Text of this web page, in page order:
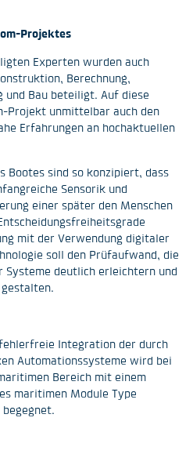
Projektes
Experten wurden auch
Berechnung,
und Bau beteiligt. Auf diese
Projekt unmittelbar auch den
Erfahrungen an hochaktuellen
Bootes sind so konzipiert, dass
Sensorik und
einer später den Menschen
mit der Verwendung digitaler
soll den Prüfaufwand, die
Systeme deutlich erleichtern und
Integration der durch
Automationssysteme wird bei
Bereich mit einem
maritimen Module Type
begegnet.